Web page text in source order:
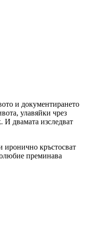
и документирането
улавяйки чрез
И двамата изследват
иронично кръстосват
преминава